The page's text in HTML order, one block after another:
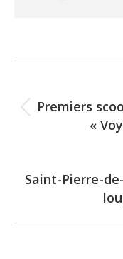
Premiers
«
Saint-Pierre-